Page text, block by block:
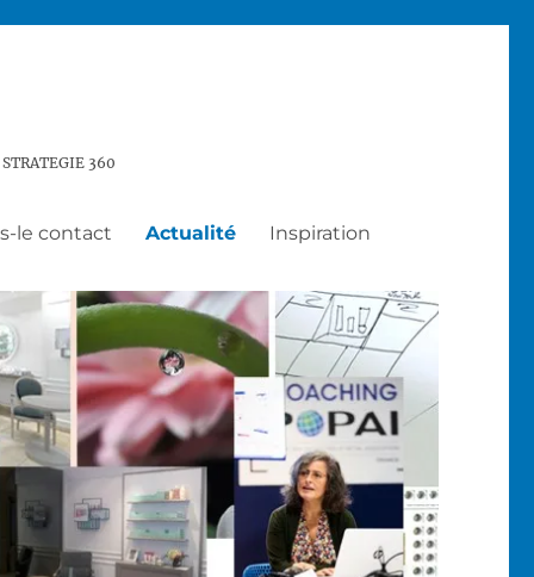
360
le contact Actualité Inspiration